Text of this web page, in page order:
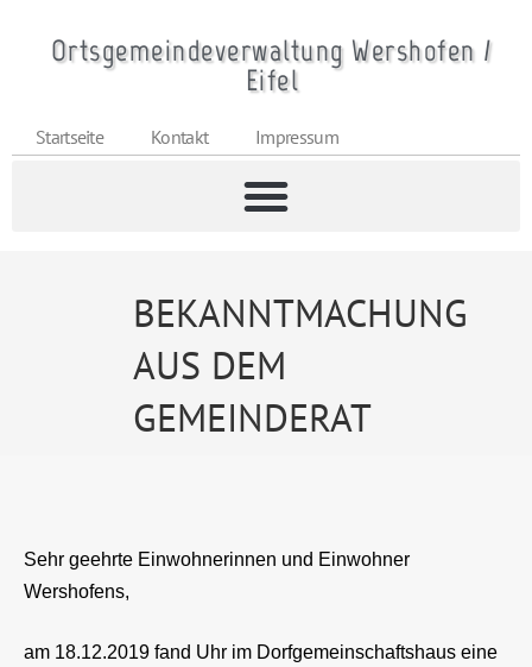
Ortsgemeindeverwaltung Wershofen /
Eifel
Startseite Kontakt Impressum
BEKANNTMACHUNG
AUS DEM
GEMEINDERAT
Sehr geehrte Einwohnerinnen und Einwohner
Wershofens,
am 18.12.2019 fand Uhr im Dorfgemeinschaftshaus eine